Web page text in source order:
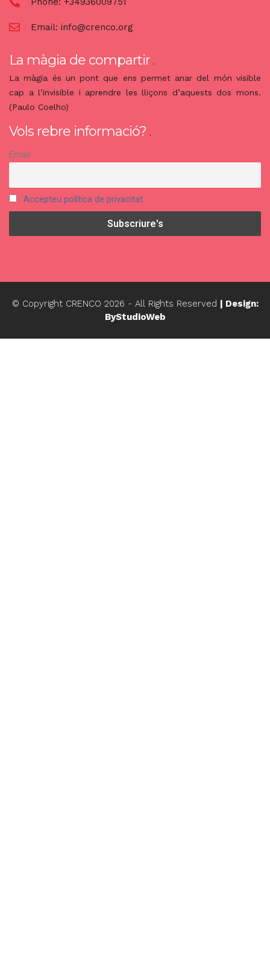
Email: info@crenco.org
La màgia de compartir
La màgia és un pont que ens permet anar del món visible
cap a l’invisible i aprendre les lliçons d’aquests dos mons.
(Paulo Coelho)
Vols rebre informació?
Email
Accepteu política de privacitat
© Copyright CRENCO 2026 - All Rights Reserved | Design:
ByStudioWeb